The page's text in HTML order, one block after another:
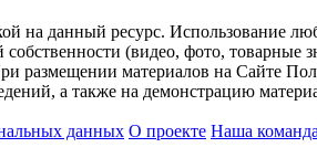
на данный ресурс. Использование
(видео, фото, товарные
материалов на Сайте
а также на демонстрацию
данных О проекте Наша команда